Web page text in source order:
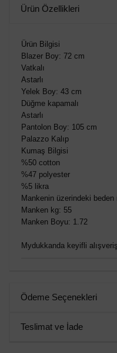
Ürün Özellikleri
Ürün Bilgisi
Blazer Boy: 72 cm
Vatkalı
Astarlı
Yelek Boy: 43 cm
Düğme kapamalı
Astarlı
Pantolon Boy: 105 cm
Palazzo Kalıp
Kumaş Bilgisi
%50 cotton
%47 polyester
%5 likra
Mankenin üzerindeki beden
Manken kg: 55
Manken Boyu: 1.72
Mydukkanda keyifli
Ödeme Seçenekleri
Teslimat ve İade